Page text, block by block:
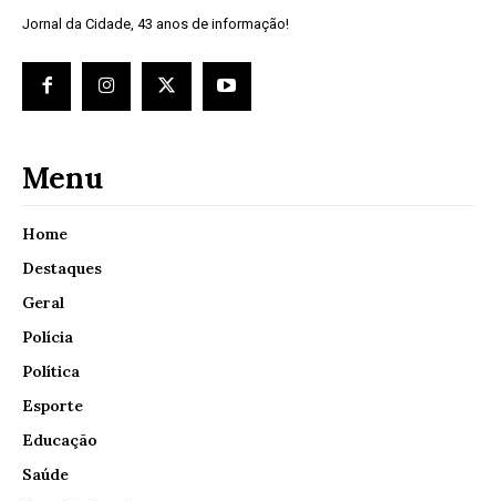
Jornal da Cidade, 43 anos de informação!
Menu
Home
Destaques
Geral
Polícia
Política
Esporte
Educação
Saúde